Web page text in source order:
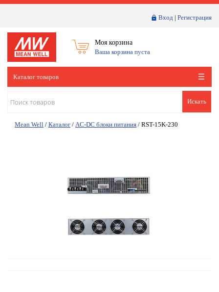
Вход | Регистрация
Моя корзина
Ваша корзина пуста
Каталог товаров
Искать
Mean Well / Каталог / AC-DC блоки питания / RST-15K-230